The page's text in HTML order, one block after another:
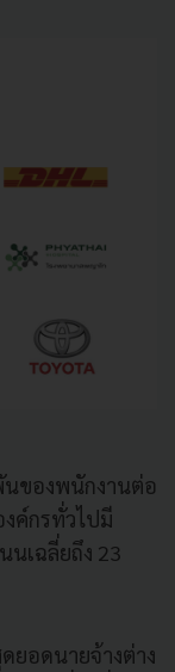
ของพนักงานต่อ
ค์กรทั่วไปมี
นเฉลี่ยถึง 23
ยอดนายจ้างต่าง